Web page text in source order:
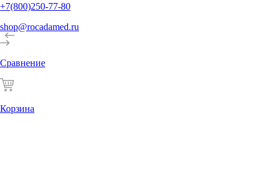
+7(800)250-77-80
shop@rocadamed.ru
Сравнение
Корзина